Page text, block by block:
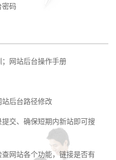
码
网站后台操作手册
后台路径修改
交、确保短期内新站即可搜
网站各个功能，链接是否有